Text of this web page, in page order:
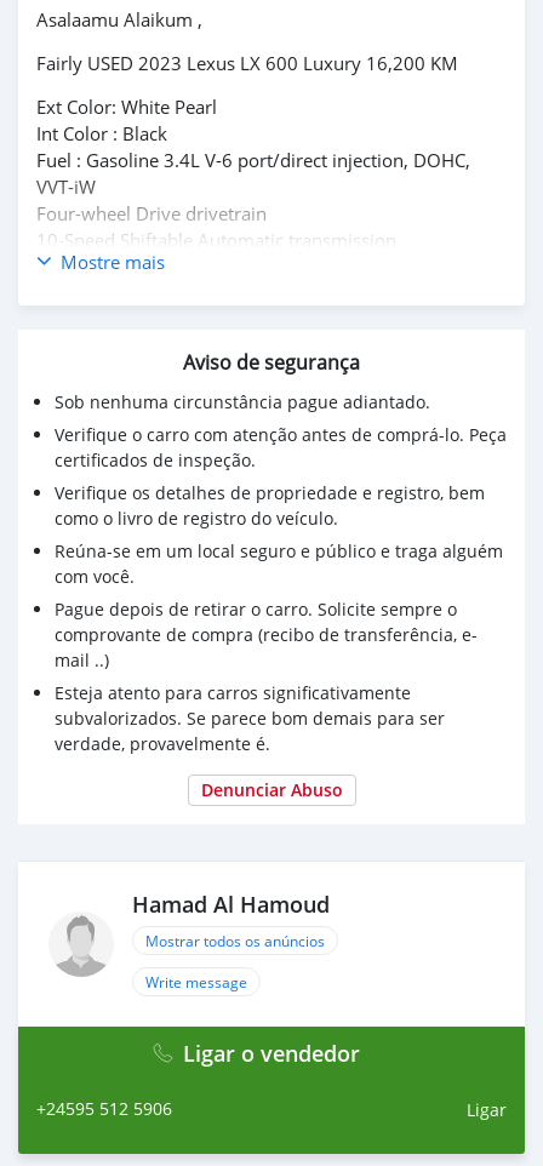
Asalaamu Alaikum ,
Fairly USED 2023 Lexus LX 600 Luxury 16,200 KM
Ext Color: White Pearl
Int Color : Black
Fuel : Gasoline 3.4L V-6 port/direct injection, DOHC,
VVT-iW
Four-wheel Drive drivetrain
10-Speed Shiftable Automatic transmission
No accidents or damage reported
Mssg : Mdhamad1402@hotmail.com
Kindly Wats ap : +31651774422
Mostre mais
Aviso de segurança
Sob nenhuma circunstância pague adiantado.
Verifique o carro com atenção antes de comprá-lo. Peça
certificados de inspeção.
Verifique os detalhes de propriedade e registro, bem
como o livro de registro do veículo.
Reúna-se em um local seguro e público e traga alguém
com você.
Pague depois de retirar o carro. Solicite sempre o
comprovante de compra (recibo de transferência, e-
mail ..)
Esteja atento para carros significativamente
subvalorizados. Se parece bom demais para ser
verdade, provavelmente é.
Denunciar Abuso
Hamad Al Hamoud
Mostrar todos os anúncios
Write message
Ligar o vendedor
+24595 512 5906 Ligar